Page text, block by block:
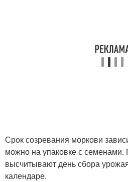
Срок созревания моркови
можно на упаковке с семенами.
высчитывают день сбора
календаре.